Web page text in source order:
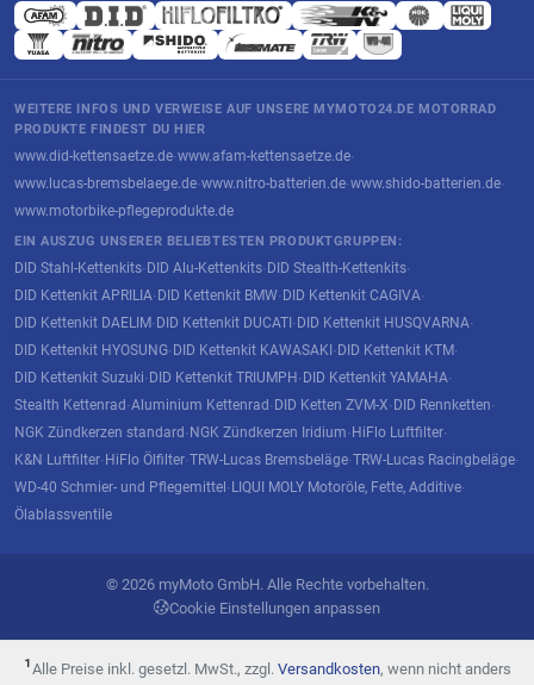
WEITERE INFOS UND VERWEISE AUF UNSERE MYMOTO24.DE MOTORRAD
PRODUKTE FINDEST DU HIER
www.did-kettensaetze.de·www.afam-kettensaetze.de·
www.lucas-bremsbelaege.de·www.nitro-batterien.de·www.shido-batterien.de·
www.motorbike-pflegeprodukte.de
EIN AUSZUG UNSERER BELIEBTESTEN PRODUKTGRUPPEN:
DID Stahl-Kettenkits· DID Alu-Kettenkits· DID Stealth-Kettenkits·
DID Kettenkit APRILIA· DID Kettenkit BMW· DID Kettenkit CAGIVA·
DID Kettenkit DAELIM· DID Kettenkit DUCATI· DID Kettenkit HUSQVARNA·
DID Kettenkit HYOSUNG· DID Kettenkit KAWASAKI· DID Kettenkit KTM·
DID Kettenkit Suzuki· DID Kettenkit TRIUMPH· DID Kettenkit YAMAHA·
Stealth Kettenrad·Aluminium Kettenrad· DID Ketten ZVM-X· DID Rennketten·
NGK Zündkerzen standard· NGK Zündkerzen Iridium· HiFlo Luftfilter·
K&N Luftfilter· HiFlo Ölfilter·TRW-Lucas Bremsbeläge·TRW-Lucas Racingbeläge·
WD-40 Schmier- und Pflegemittel· LIQUI MOLY Motoröle, Fette, Additive·
Ölablassventile
© 2026 myMoto GmbH. Alle Rechte vorbehalten.
Cookie Einstellungen anpassen
¹Alle Preise inkl. gesetzl. MwSt., zzgl. Versandkosten, wenn nicht anders